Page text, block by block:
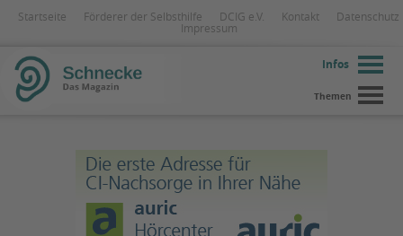
Startseite Förderer der Selbsthilfe DCIG e.V. Kontakt
Datenschutz
Impressum
Infos
Themen